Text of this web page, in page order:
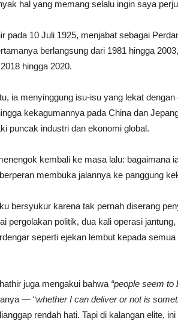
hal yang memang selalu ingin saya
pada 10 Juli 1925, menjabat sebagai
berlangsung dari 1981 hingga
hingga 2020.
ia menyinggung isu-isu yang lekat
kekagumannya pada China dan
puncak industri dan ekonomi global.
kembali ke masa lalu: bagaimana
membuka jalannya ke panggung
bersyukur karena tak pernah diserang
pergolakan politik, dua kali operasi
seperti ejekan lembut kepada
juga mengakui bahwa “people seem to
— “whether I can deliver or not is
rendah hati. Tapi di kalangan elite,